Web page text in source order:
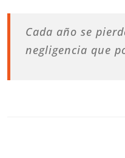
Cada año se
negligencia que